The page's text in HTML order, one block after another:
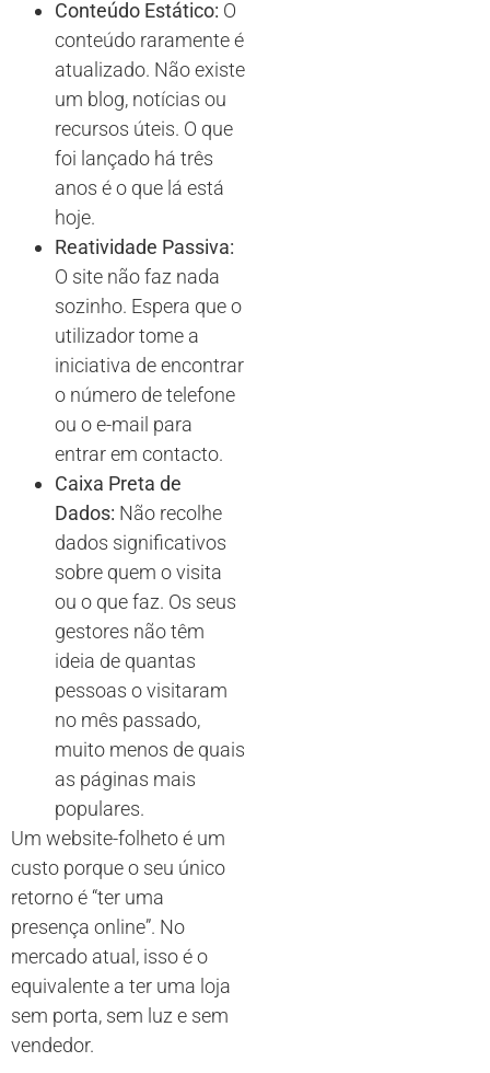
Conteúdo Estático: O
conteúdo raramente é
atualizado. Não existe
um blog, notícias ou
recursos úteis. O que
foi lançado há três
anos é o que lá está
hoje.
Reatividade Passiva:
O site não faz nada
sozinho. Espera que o
utilizador tome a
iniciativa de encontrar
o número de telefone
ou o e-mail para
entrar em contacto.
Caixa Preta de
Dados: Não recolhe
dados significativos
sobre quem o visita
ou o que faz. Os seus
gestores não têm
ideia de quantas
pessoas o visitaram
no mês passado,
muito menos de quais
as páginas mais
populares.
Um website-folheto é um
custo porque o seu único
retorno é “ter uma
presença online”. No
mercado atual, isso é o
equivalente a ter uma loja
sem porta, sem luz e sem
vendedor.